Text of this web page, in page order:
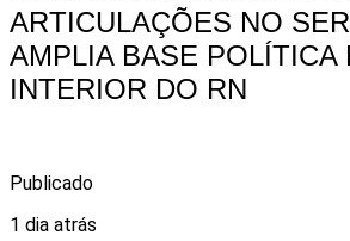
ARTICULAÇÕES NO
AMPLIA BASE POLÍTICA
INTERIOR DO RN
Publicado
1 dia atrás